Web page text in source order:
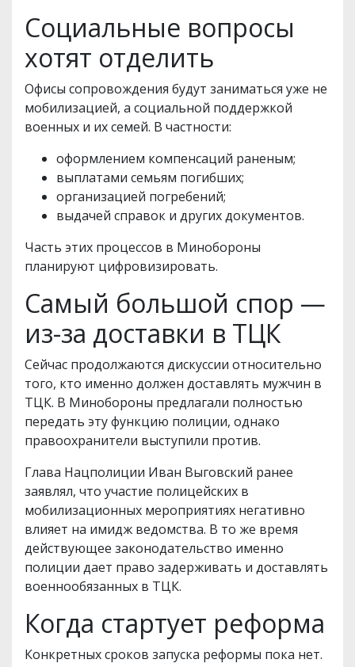
Социальные вопросы
хотят отделить
Офисы сопровождения будут заниматься уже не
мобилизацией, а социальной поддержкой
военных и их семей. В частности:
оформлением компенсаций раненым;
выплатами семьям погибших;
организацией погребений;
выдачей справок и других документов.
Часть этих процессов в Минобороны
планируют цифровизировать.
Самый большой спор —
из-за доставки в ТЦК
Сейчас продолжаются дискуссии относительно
того, кто именно должен доставлять мужчин в
ТЦК. В Минобороны предлагали полностью
передать эту функцию полиции, однако
правоохранители выступили против.
Глава Нацполиции Иван Выговский ранее
заявлял, что участие полицейских в
мобилизационных мероприятиях негативно
влияет на имидж ведомства. В то же время
действующее законодательство именно
полиции дает право задерживать и доставлять
военнообязанных в ТЦК.
Когда стартует реформа
Конкретных сроков запуска реформы пока нет.